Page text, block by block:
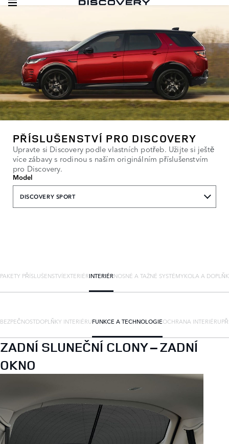
PŘÍSLUŠENSTVÍ PRO DISCOVERY
Upravte si Discovery podle vlastních potřeb. Užijte si ještě
více zábavy s rodinou s naším originálním příslušenstvím
pro Discovery.
Model
DISCOVERY SPORT
PAKETY PŘÍSLUŠENSTVÍEXTERIÉRINTERIÉRNOSNÉ A TAŽNÉ SYSTÉMYKOLA A
BEZPEČNOSTDOPLŇKY INTERIÉRUFUNKCE A TECHNOLOGIEOCHRANA INTERIÉRU
ZADNÍ SLUNEČNÍ CLONY – ZADNÍ
OKNO